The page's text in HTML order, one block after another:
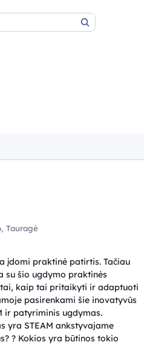
Paieška
Tauragė
įdomi praktinė patirtis. Tačiau
su šio ugdymo praktinės
kaip tai pritaikyti ir adaptuoti
pasirenkami šie inovatyvūs
ir patyriminis ugdymas.
yra STEAM ankstyvajame
? Kokios yra būtinos tokio